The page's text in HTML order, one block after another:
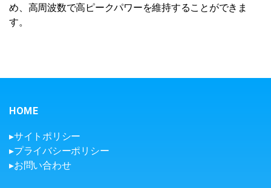
め、高周波数で高ピークパワーを維持することができま
す。
HOME
▸サイトポリシー
▸プライバシーポリシー
▸お問い合わせ